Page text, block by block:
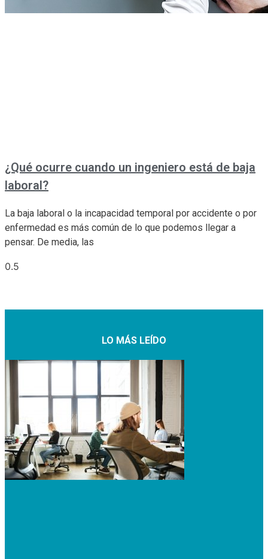
¿Qué ocurre cuando un ingeniero está de baja
laboral?
La baja laboral o la incapacidad temporal por accidente o por
enfermedad es más común de lo que podemos llegar a
pensar. De media, las
LO MÁS LEÍDO